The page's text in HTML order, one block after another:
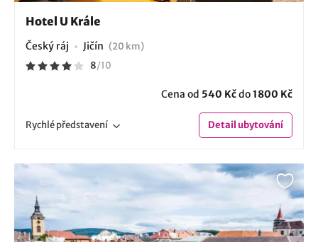
Hotel U Krále
Český ráj Jičín (20 km)
8/10
Cena od 540 Kčdo1800 Kč
Rychlépředstavení Detailubytování